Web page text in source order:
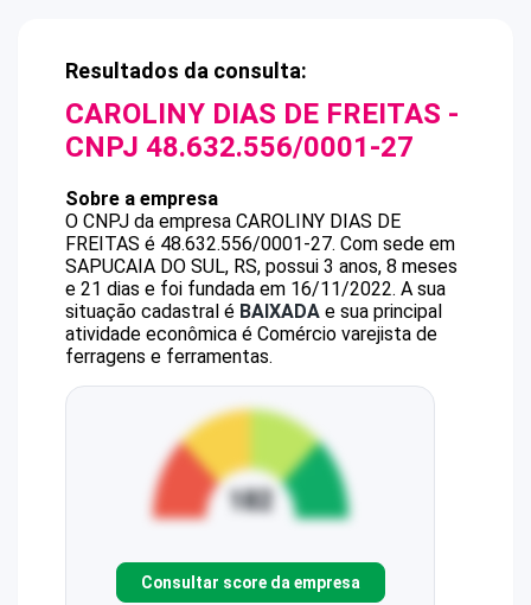
Resultados da consulta:
CAROLINY DIAS DE FREITAS -
CNPJ 48.632.556/0001-27
Sobre a empresa
O CNPJ da empresa CAROLINY DIAS DE
FREITAS é 48.632.556/0001-27. Com sede em
SAPUCAIA DO SUL, RS, possui 3 anos, 8 meses
e 21 dias e foi fundada em 16/11/2022. A sua
situação cadastral é BAIXADA e sua principal
atividade econômica é Comércio varejista de
ferragens e ferramentas.
Consultar score da empresa